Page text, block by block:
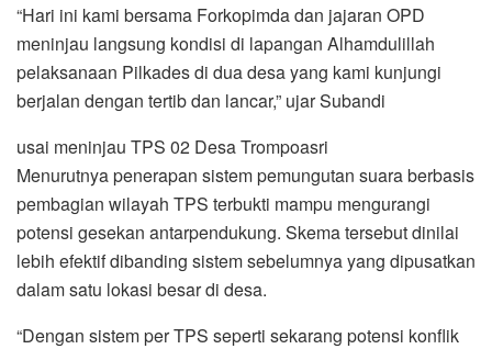
“Hari ini kami bersama Forkopimda dan jajaran OPD
meninjau langsung kondisi di lapangan Alhamdulillah
pelaksanaan Pilkades di dua desa yang kami kunjungi
berjalan dengan tertib dan lancar,” ujar Subandi
usai meninjau TPS 02 Desa Trompoasri
Menurutnya penerapan sistem pemungutan suara berbasis
pembagian wilayah TPS terbukti mampu mengurangi
potensi gesekan antarpendukung. Skema tersebut dinilai
lebih efektif dibanding sistem sebelumnya yang dipusatkan
dalam satu lokasi besar di desa.
“Dengan sistem per TPS seperti sekarang potensi konflik